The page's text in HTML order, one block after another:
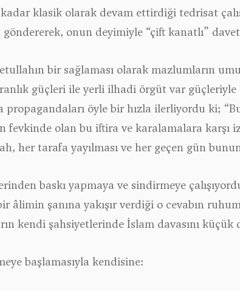
klasik olarak devam ettirdiği tedrisat
göndererek, onun deyimiyle “çift kanatlı”
bir sağlaması olarak mazlumların
güçleri ile yerli ilhadi örgüt var
öyle bir hızla ilerliyordu ki;
fevkinde olan bu iftira ve karalamalara karşı
her tarafa yayılması ve her geçen gün
baskı yapmaya ve sindirmeye
âlimin şanına yakışır verdiği o cevabın
kendi şahsiyetlerinde İslam davasını
başlamasıyla kendisine: